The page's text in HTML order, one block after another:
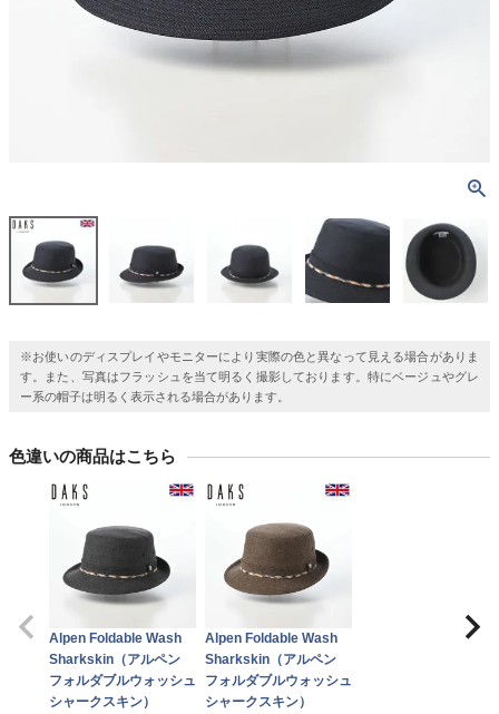
※お使いのディスプレイやモニターにより実際の色と異なって見える場合がありま
す。また、写真はフラッシュを当て明るく撮影しております。特にベージュやグレ
ー系の帽子は明るく表示される場合があります。
色違いの商品はこちら
Alpen Foldable Wash
Sharkskin（アルペン
フォルダブルウォッシュ
シャークスキン）
Alpen Foldable Wash
Sharkskin（アルペン
フォルダブルウォッシュ
シャークスキン）